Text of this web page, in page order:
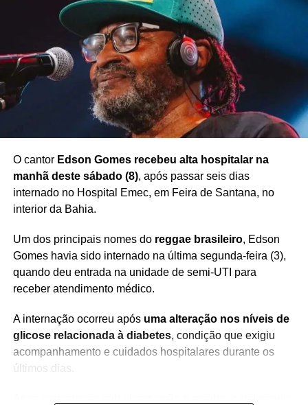
O cantor Edson Gomes recebeu alta hospitalar na
manhã deste sábado (8), após passar seis dias
internado no Hospital Emec, em Feira de Santana, no
interior da Bahia.
Um dos principais nomes do reggae brasileiro, Edson
Gomes havia sido internado na última segunda-feira (3),
quando deu entrada na unidade de semi-UTI para
receber atendimento médico.
A internação ocorreu após uma alteração nos níveis de
glicose relacionada à diabetes, condição que exigiu
acompanhamento e cuidados hospitalares durante os
últimos dias.